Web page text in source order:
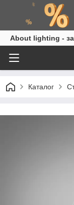
About lighting -
Каталог